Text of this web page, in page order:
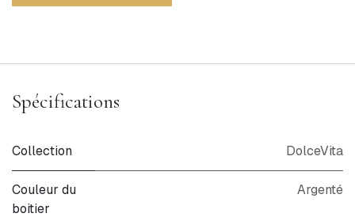
Spécifications
Collection DolceVita
Couleur du
boitier
Argenté